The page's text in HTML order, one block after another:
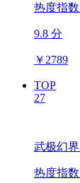
热度指
9.8 分
￥ 2789
TOP
27
武极幻界
热度指